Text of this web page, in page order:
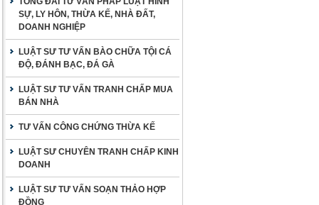
SỰ, LY HÔN, THỪA KẾ, NHÀ ĐẤT,
DOANH NGHIỆP
LUẬT SƯ TƯ VẤN BÀO CHỮA TỘI CÁ
ĐỘ, ĐÁNH BẠC, ĐÁ GÀ
LUẬT SƯ TƯ VẤN TRANH CHẤP MUA
BÁN NHÀ
TƯ VẤN CÔNG CHỨNG THỪA KẾ
LUẬT SƯ CHUYÊN TRANH CHẤP KINH
DOANH
LUẬT SƯ TƯ VẤN SOẠN THẢO HỢP
ĐỒNG